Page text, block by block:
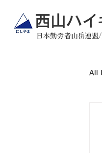
西山ハイ
日本勤労者山岳連
All